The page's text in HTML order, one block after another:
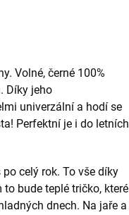
Volné, černé 100%
Díky jeho
univerzální a hodí se
Perfektní je i do letních
po celý rok. To vše díky
bude teplé tričko, které
dnech. Na jaře a